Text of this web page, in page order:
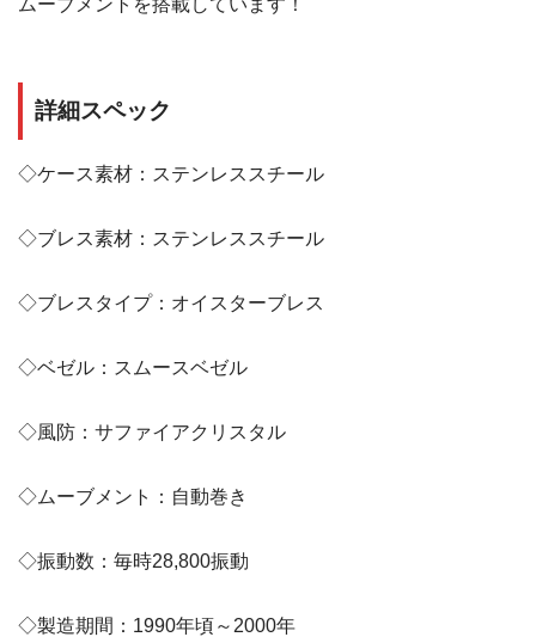
ムーブメントを搭載しています！
詳細スペック
◇ケース素材：ステンレススチール
◇ブレス素材：ステンレススチール
◇ブレスタイプ：オイスターブレス
◇ベゼル：スムースベゼル
◇風防：サファイアクリスタル
◇ムーブメント：自動巻き
◇振動数：毎時28,800振動
◇製造期間：1990年頃～2000年